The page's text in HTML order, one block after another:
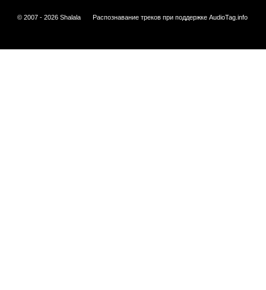
© 2007 - 2026 Shalala Распознавание треков при поддержке AudioTag.info